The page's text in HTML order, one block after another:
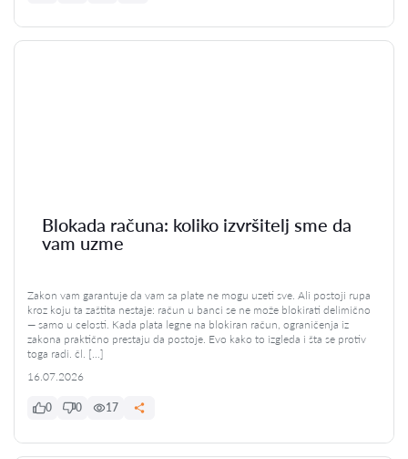
Blokada računa: koliko izvršitelj sme da
vam uzme
Zakon vam garantuje da vam sa plate ne mogu uzeti sve. Ali postoji rupa
kroz koju ta zaštita nestaje: račun u banci se ne može blokirati delimično
— samo u celosti. Kada plata legne na blokiran račun, ograničenja iz
zakona praktično prestaju da postoje. Evo kako to izgleda i šta se protiv
toga radi. čl. […]
16.07.2026
0 0 17